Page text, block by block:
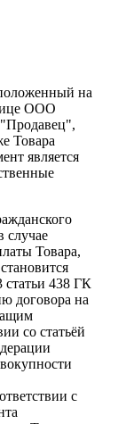
на
ООО
Товара
является
случае
Товара,
статьи 438 ГК
договора на
со статьёй
с